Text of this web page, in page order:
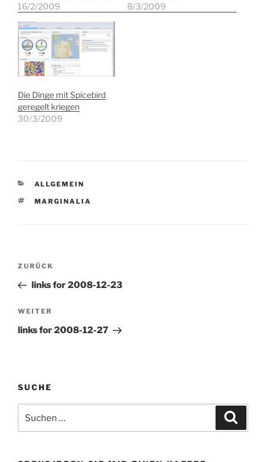
werden Sie
was es mit dem
"Wechselkurs" so auf
sich hat. Ich habe mir für
den mobilen Zugang zum
Internet den USB-Stick
von Fonic besorgt. Statt
einer Grundgebühr oder
einem Minutenpreis
nutzen Sie…
16/2/2009
Werkzeugen für das Zeit-
8/3/2009
Die Dinge mit Spicebird
geregelt kriegen
30/3/2009
KATEGORIEN
ALLGEMEIN
SCHLAGWÖRTER
MARGINALIA
Beitragsnavigation
Vorheriger
Beitrag
ZURÜCK
links for 2008-12-23
Nächster
Beitrag
WEITER
links for 2008-12-27
SUCHE
nach: